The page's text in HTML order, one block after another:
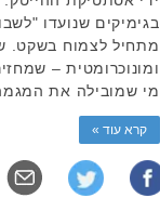
בגימיקים שנועדו
מתחיל לצמוח בשקט.
ומונוכרומטית –
מי שמובילה את
קרא עוד »